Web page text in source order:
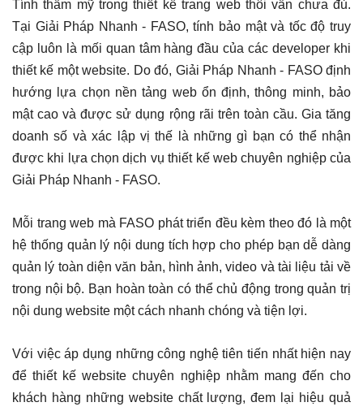
Tính thẩm mỹ trong thiết kế trang web thôi vẫn chưa đủ.
Tại Giải Pháp Nhanh - FASO, tính bảo mật và tốc độ truy
cập luôn là mối quan tâm hàng đầu của các developer khi
thiết kế một website. Do đó, Giải Pháp Nhanh - FASO định
hướng lựa chọn nền tảng web ổn định, thông minh, bảo
mật cao và được sử dụng rộng rãi trên toàn cầu. Gia tăng
doanh số và xác lập vị thế là những gì bạn có thể nhận
được khi lựa chọn dịch vụ thiết kế web chuyên nghiệp của
Giải Pháp Nhanh - FASO.
Mỗi trang web mà FASO phát triển đều kèm theo đó là một
hệ thống quản lý nội dung tích hợp cho phép bạn dễ dàng
quản lý toàn diện văn bản, hình ảnh, video và tài liệu tải về
trong nội bộ. Bạn hoàn toàn có thể chủ động trong quản trị
nội dung website một cách nhanh chóng và tiện lợi.
Với việc áp dụng những công nghệ tiên tiến nhất hiện nay
để thiết kế website chuyên nghiệp nhằm mang đến cho
khách hàng những website chất lượng, đem lại hiệu quả